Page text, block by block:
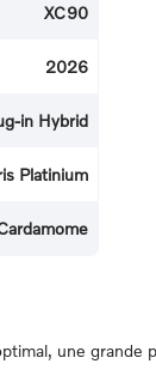
XC90
2026
in Hybrid
Platinium
une